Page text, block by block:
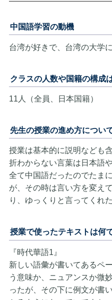
中国語学習の動機
台湾が好きで、台湾の大学
クラスの人数や国籍の構成
11人（全員、日本国籍）
先生の授業の進め方につい
授業は基本的に説明なども
折わからない言葉は日本語
全て中国語だったのでたま
が、その時は言い方を変え
り、ゆっくりと言ってくれ
授業で使ったテキストは何
『時代華語1』
新しい語彙が書いてあるペ
う意味か、ニュアンスか微
ったが、その下に例文が書